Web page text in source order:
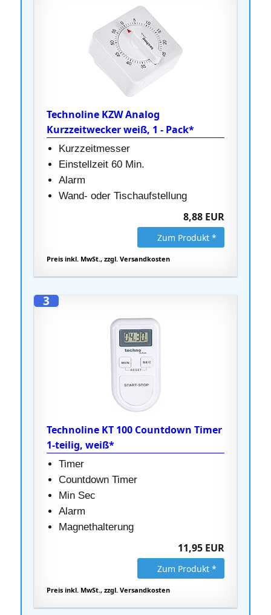
Technoline KZW Analog
Kurzzeitwecker weiß, 1 - Pack*
Kurzzeitmesser
Einstellzeit 60 Min.
Alarm
Wand- oder Tischaufstellung
8,88 EUR
Zum Produkt *
Preis inkl. MwSt., zzgl. Versandkosten
3
Technoline KT 100 Countdown Timer
1-teilig, weiß*
Timer
Countdown Timer
Min Sec
Alarm
Magnethalterung
11,95 EUR
Zum Produkt *
Preis inkl. MwSt., zzgl. Versandkosten